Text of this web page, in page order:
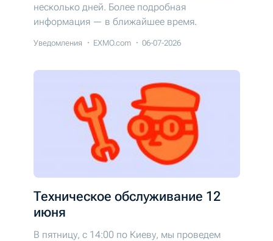
несколько дней. Более подробная
информация — в ближайшее время.
Уведомления EXMO.com 06-07-2026
Техническое обслуживание 12
июня
В пятницу, с 14:00 по Киеву, мы проведем